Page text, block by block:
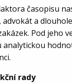
časopisu
, advokát a
Pod jeho
analytickou
rady